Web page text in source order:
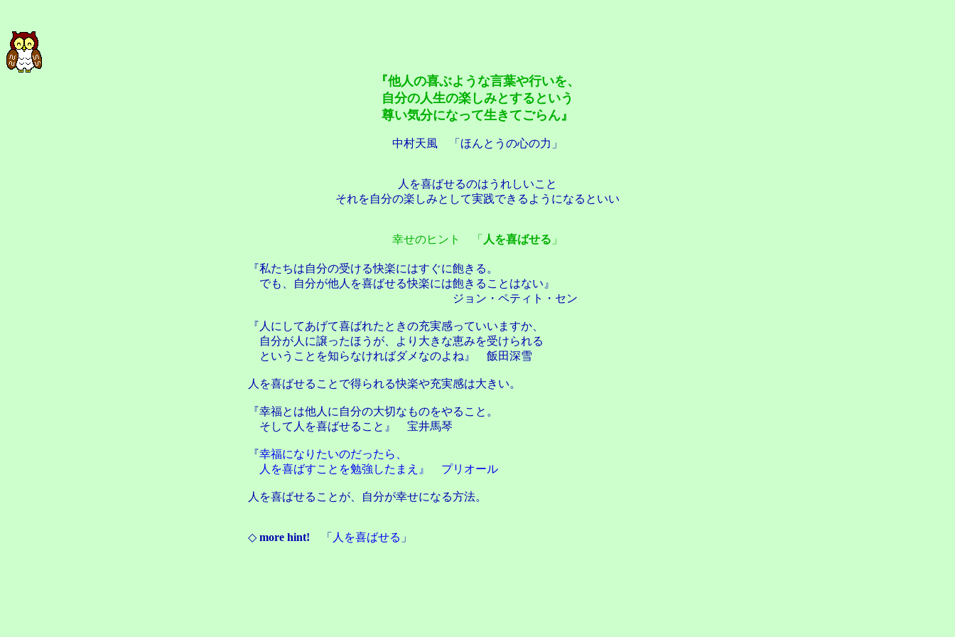
『他人の喜ぶような言葉や行いを、
自分の人生の楽しみとするという
尊い気分になって生きてごらん』
中村天風 「ほんとうの心の力」
人を喜ばせるのはうれしいこと
それを自分の楽しみとして実践できるようになるといい
幸せのヒント 「 人を喜ばせる 」
『私たちは自分の受ける快楽にはすぐに飽きる。
でも、自分が他人を喜ばせる快楽には飽きることはない』
ジョン・ペティト・セン
『人にしてあげて喜ばれたときの充実感っていいますか、
自分が人に譲ったほうが、より大きな恵みを受けられる
ということを知らなければダメなのよね』 飯田深雪
人を喜ばせることで得られる快楽や充実感は大きい。
『幸福とは他人に自分の大切なものをやること。
そして人を喜ばせること』 宝井馬琴
『幸福になりたいのだったら、
人を喜ばすことを勉強したまえ』 プリオール
人を喜ばせることが、自分が幸せになる方法。
◇ more hint! 「 人を喜ばせる 」